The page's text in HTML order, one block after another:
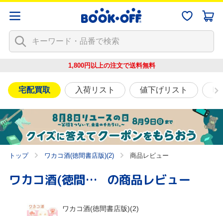
1,800円以上の注文で送料無料
宅配買取 入荷リスト 値下げリスト
トップ ワカコ酒(徳間書店版)(2) 商品レビュー
ワカコ酒(徳間書店版)(2) の商品レビュー
ワカコ酒(徳間書店版)(2)